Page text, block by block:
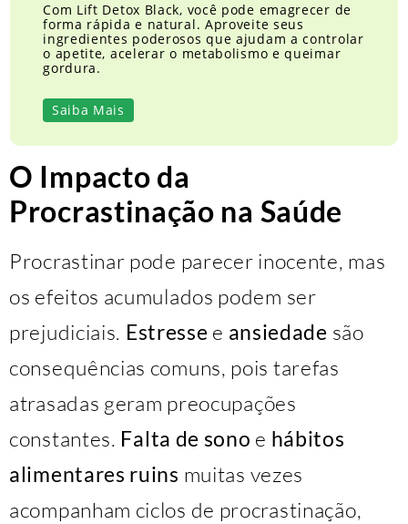
Com Lift Detox Black, você pode emagrecer de
forma rápida e natural. Aproveite seus
ingredientes poderosos que ajudam a controlar
o apetite, acelerar o metabolismo e queimar
gordura.
Saiba Mais
O Impacto da
Procrastinação na Saúde
Procrastinar pode parecer inocente, mas
os efeitos acumulados podem ser
prejudiciais. Estresse e ansiedade são
consequências comuns, pois tarefas
atrasadas geram preocupações
constantes. Falta de sono e hábitos
alimentares ruins muitas vezes
acompanham ciclos de procrastinação,